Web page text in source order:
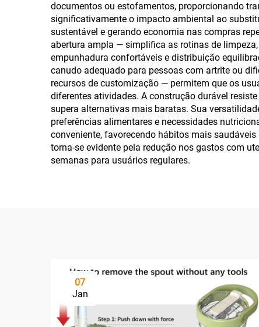
documentos ou estofamentos, proporcionando
significativamente o impacto ambiental ao
sustentável e gerando economia nas compras
abertura ampla — simplifica as rotinas de
empunhadura confortáveis e distribuição
canudo adequado para pessoas com artrite ou
recursos de customização — permitem que os
diferentes atividades. A construção durável
supera alternativas mais baratas. Sua
preferências alimentares e necessidades
conveniente, favorecendo hábitos mais
torna-se evidente pela redução nos gastos com
semanas para usuários regulares.
07
Jan